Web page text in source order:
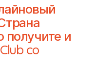
получите и
co